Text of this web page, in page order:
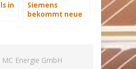
in
Siemens
bekommt neue
MC Energie GmbH